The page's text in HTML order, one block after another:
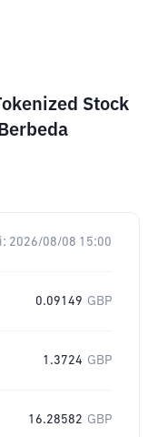
Stock
2026/08/08 15:00
0.09149 GBP
1.3724 GBP
16.28582 GBP